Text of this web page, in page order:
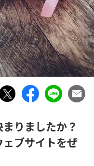
まりましたか？
ブサイトをぜ